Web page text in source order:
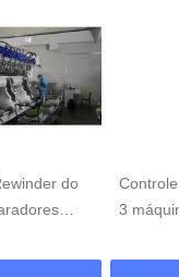
do
3
fase